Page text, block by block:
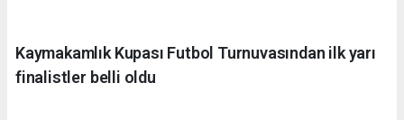
Kaymakamlık Kupası Futbol Turnuvasından ilk yarı
finalistler belli oldu